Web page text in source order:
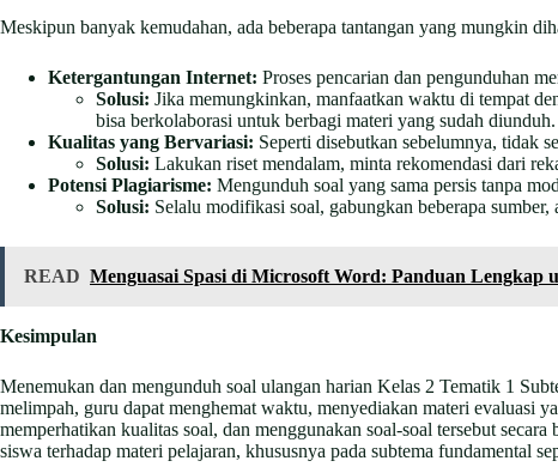
Meskipun banyak kemudahan, ada beberapa tantangan yang mungkin
Ketergantungan Internet: Proses pencarian dan pengunduhan
Solusi: Jika memungkinkan, manfaatkan waktu di tempat
bisa berkolaborasi untuk berbagi materi yang sudah diunduh.
Kualitas yang Bervariasi: Seperti disebutkan sebelumnya, tidak
Solusi: Lakukan riset mendalam, minta rekomendasi dari
Potensi Plagiarisme: Mengunduh soal yang sama persis tanpa
Solusi: Selalu modifikasi soal, gabungkan beberapa
READ Menguasai Spasi di Microsoft Word: Panduan Lengkap
Kesimpulan
Menemukan dan mengunduh soal ulangan harian Kelas 2 Tematik 1
melimpah, guru dapat menghemat waktu, menyediakan materi evaluasi
memperhatikan kualitas soal, dan menggunakan soal-soal tersebut
siswa terhadap materi pelajaran, khususnya pada subtema